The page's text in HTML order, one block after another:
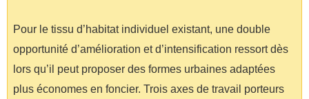
Pour le tissu d’habitat individuel existant, une double
opportunité d’amélioration et d’intensification ressort dès
lors qu’il peut proposer des formes urbaines adaptées
plus économes en foncier. Trois axes de travail porteurs